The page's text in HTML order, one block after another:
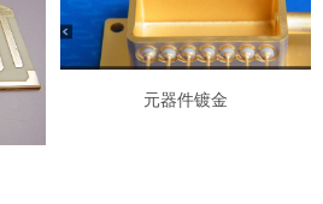
元器件镀金